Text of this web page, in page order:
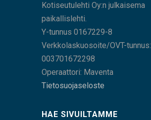
Kotiseutulehti Oy:n julkaisema
paikallislehti.
Y-tunnus 0167229-8
Verkkolaskuosoite/OVT-tunnus:
003701672298
Operaattori: Maventa
Tietosuojaseloste
HAE SIVUILTAMME